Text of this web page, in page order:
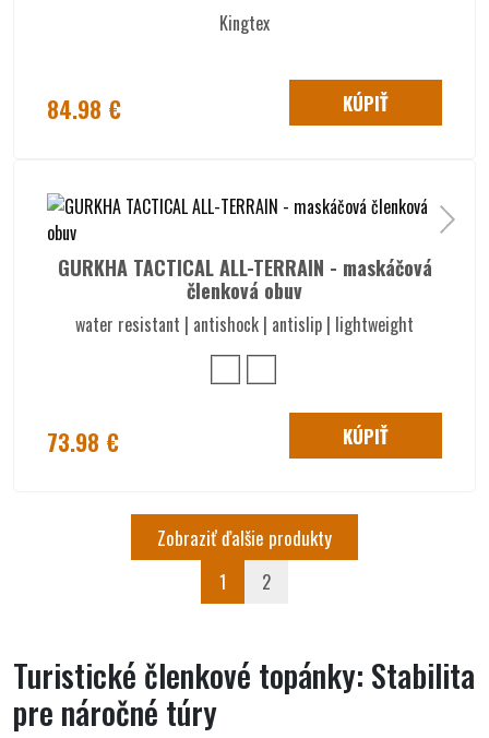
Kingtex
84.98 € KÚPIŤ
GURKHA TACTICAL ALL-TERRAIN - maskáčová
členková obuv
water resistant | antishock | antislip | lightweight
73.98 € KÚPIŤ
Zobraziť ďalšie produkty
1 2
Turistické členkové topánky: Stabilita
pre náročné túry